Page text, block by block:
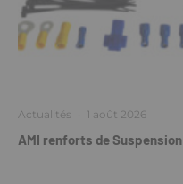
Actualités · 1 août 2026
AMI renforts de Suspension